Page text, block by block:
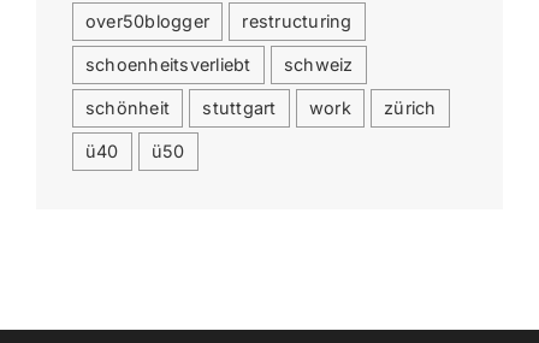
over50blogger restructuring
schoenheitsverliebt schweiz
schönheit stuttgart work zürich
ü40 ü50